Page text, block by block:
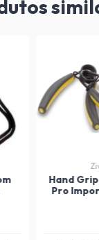
Hand
Pro